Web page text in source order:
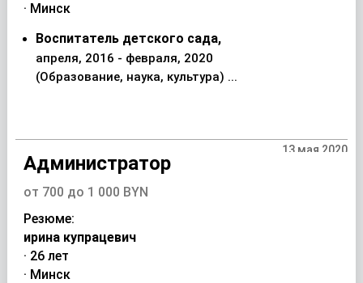
· Минск
Воспитатель детского сада,
апреля, 2016 - февраля, 2020
(Образование, наука, культура) ...
13 мая 2020
Администратор
от 700 до 1 000 BYN
Резюме:
ирина купрацевич
· 26 лет
· Минск